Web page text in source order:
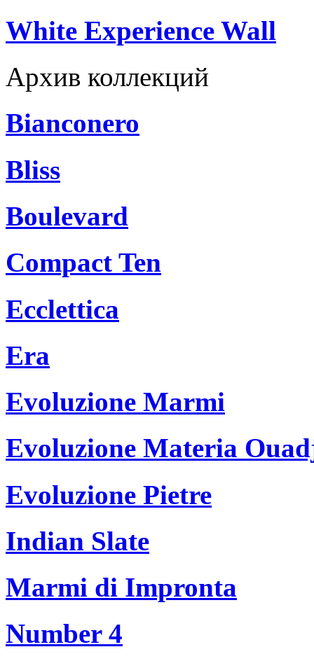
White Experience Wall
Архив коллекций
Bianconero
Bliss
Boulevard
Compact Ten
Ecclettica
Era
Evoluzione Marmi
Evoluzione Materia
Evoluzione Pietre
Indian Slate
Marmi di Impronta
Number 4